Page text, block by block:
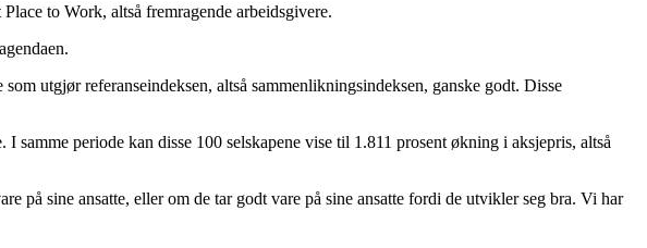
to Work, altså fremragende arbeidsgivere.
utgjør referanseindeksen, altså sammenlikningsindeksen, ganske godt. Disse
periode kan disse 100 selskapene vise til 1.811 prosent økning i aksjepris, altså
på sine ansatte, eller om de tar godt vare på sine ansatte fordi de utvikler seg bra. Vi har